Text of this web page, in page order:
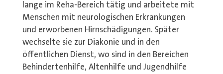
lange im Reha-Bereich tätig und arbeitete mit
Menschen mit neurologischen Erkrankungen
und erworbenen Hirnschädigungen. Später
wechselte sie zur Diakonie und in den
öffentlichen Dienst, wo sind in den Bereichen
Behindertenhilfe, Altenhilfe und Jugendhilfe